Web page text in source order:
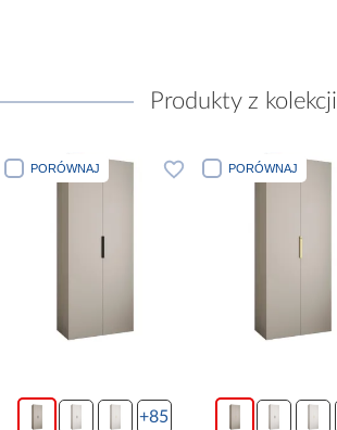
Produkty z kolekcji
PORÓWNAJ